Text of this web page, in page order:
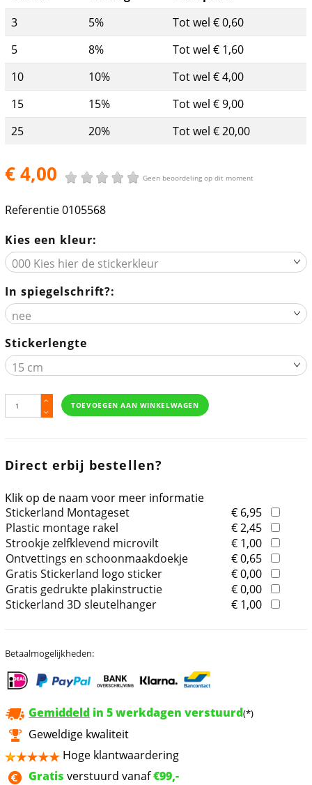
3
5%
Tot wel € 0,60
5
8%
Tot wel € 1,60
10
10%
Tot wel € 4,00
15
15%
Tot wel € 9,00
25
20% Tot wel € 20,00
€ 4,00 Geen beoordeling op dit moment
Referentie0105568
Kies een kleur:
In spiegelschrift?:
Stickerlengte
TOEVOEGEN AAN WINKELWAGEN
Direct erbij bestellen?
Klik op de naam voor meer informatie
Stickerland Montageset
€ 6,95
Plastic montage rakel
€ 2,45
Strookje zelfklevend microvilt
€ 1,00
Ontvettings en schoonmaakdoekje
€ 0,65
Gratis Stickerland logo sticker
€ 0,00
Gratis gedrukte plakinstructie
€ 0,00
Stickerland 3D sleutelhanger
€ 1,00
Betaalmogelijkheden:
Gemiddeld in 5 werkdagen verstuurd(*)
Geweldige kwaliteit
Hoge klantwaardering
Gratis verstuurd vanaf€99,-